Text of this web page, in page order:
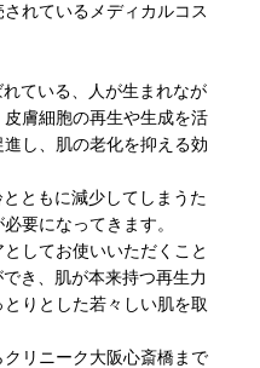
れているメディカルコス
ている、人が生まれなが
膚細胞の再生や生成を活
し、肌の老化を抑える効
ともに減少してしまうた
要になってきます。
してお使いいただくこと
き、肌が本来持つ再生力
りとした若々しい肌を取
リニーク大阪心斎橋まで